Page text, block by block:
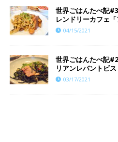
世界ごはんたべ記
レンドリーカフェ「
04/15/2021
世界ごはんたべ記
リアンレバントビ
03/17/2021